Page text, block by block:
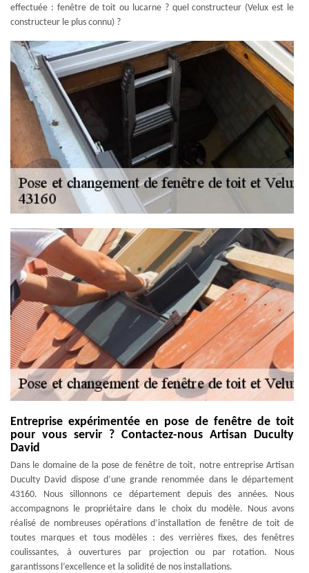
effectuée : fenêtre de toit ou lucarne ? quel constructeur (Velux est le
constructeur le plus connu) ?
Entreprise expérimentée en pose de fenêtre de toit
pour vous servir ? Contactez-nous Artisan Duculty
David
Dans le domaine de la pose de fenêtre de toit, notre entreprise Artisan
Duculty David dispose d’une grande renommée dans le département
43160. Nous sillonnons ce département depuis des années. Nous
accompagnons le propriétaire dans le choix du modèle. Nous avons
réalisé de nombreuses opérations d’installation de fenêtre de toit de
toutes marques et tous modèles : des verrières fixes, des fenêtres
coulissantes, à ouvertures par projection ou par rotation. Nous
garantissons l’excellence et la solidité de nos installations.